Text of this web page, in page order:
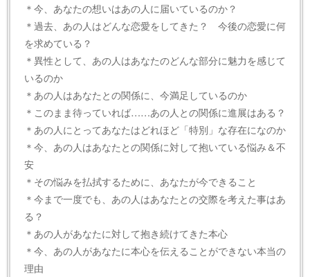
＊今、あなたの想いはあの人に届いているのか？
＊過去、あの人はどんな恋愛をしてきた？ 今後の恋愛に何
を求めている？
＊異性として、あの人はあなたのどんな部分に魅力を感じて
いるのか
＊あの人はあなたとの関係に、今満足しているのか
＊このまま待っていれば……あの人との関係に進展はある？
＊あの人にとってあなたはどれほど「特別」な存在になのか
＊今、あの人はあなたとの関係に対して抱いている悩み＆不
安
＊その悩みを払拭するために、あなたが今できること
＊今まで一度でも、あの人はあなたとの交際を考えた事はあ
る？
＊あの人があなたに対して抱き続けてきた本心
＊今、あの人があなたに本心を伝えることができない本当の
理由